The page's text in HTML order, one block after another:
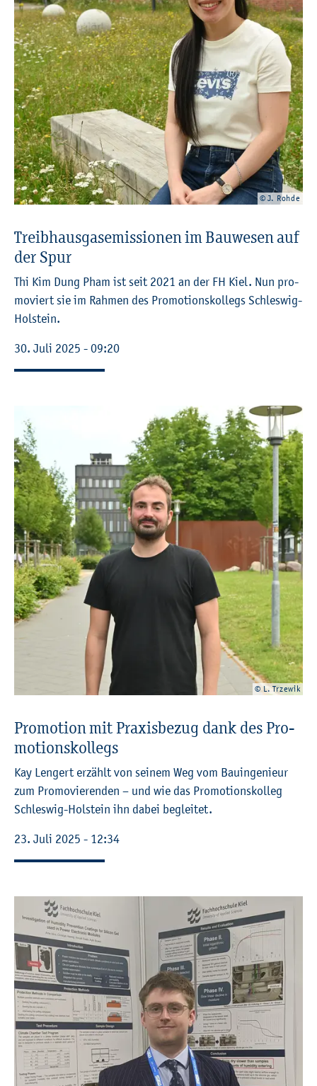
© J. Rohde
Treib­haus­gas­emis­sio­nen im Bau­we­sen auf
der Spur
Thi Kim Dung Pham ist seit 2021 an der FH Kiel. Nun pro­
mo­viert sie im Rah­men des Pro­mo­ti­ons­kol­legs Schles­wig-
Hol­stein.
30. Juli 2025 - 09:20
© L. Trze­wik
Pro­mo­ti­on mit Pra­xis­be­zug dank des Pro­
mo­ti­ons­kol­legs
Kay Len­gert er­zählt von sei­nem Weg vom Bau­in­ge­nieur
zum Pro­mo­vie­ren­den – und wie das Pro­mo­ti­ons­kol­leg
Schles­wig-Hol­stein ihn dabei be­glei­tet.
23. Juli 2025 - 12:34